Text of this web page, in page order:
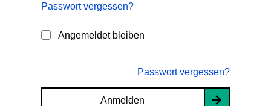
Passwort vergessen?
Angemeldet bleiben
Passwort vergessen?
Anmelden